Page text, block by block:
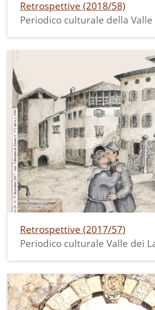
Sant'Antonio, realizzata nel
un campo coltivato.
Retrospettive (2018/58)
Periodico culturale della
Retrospettive (2017/57)
Periodico culturale Valle dei